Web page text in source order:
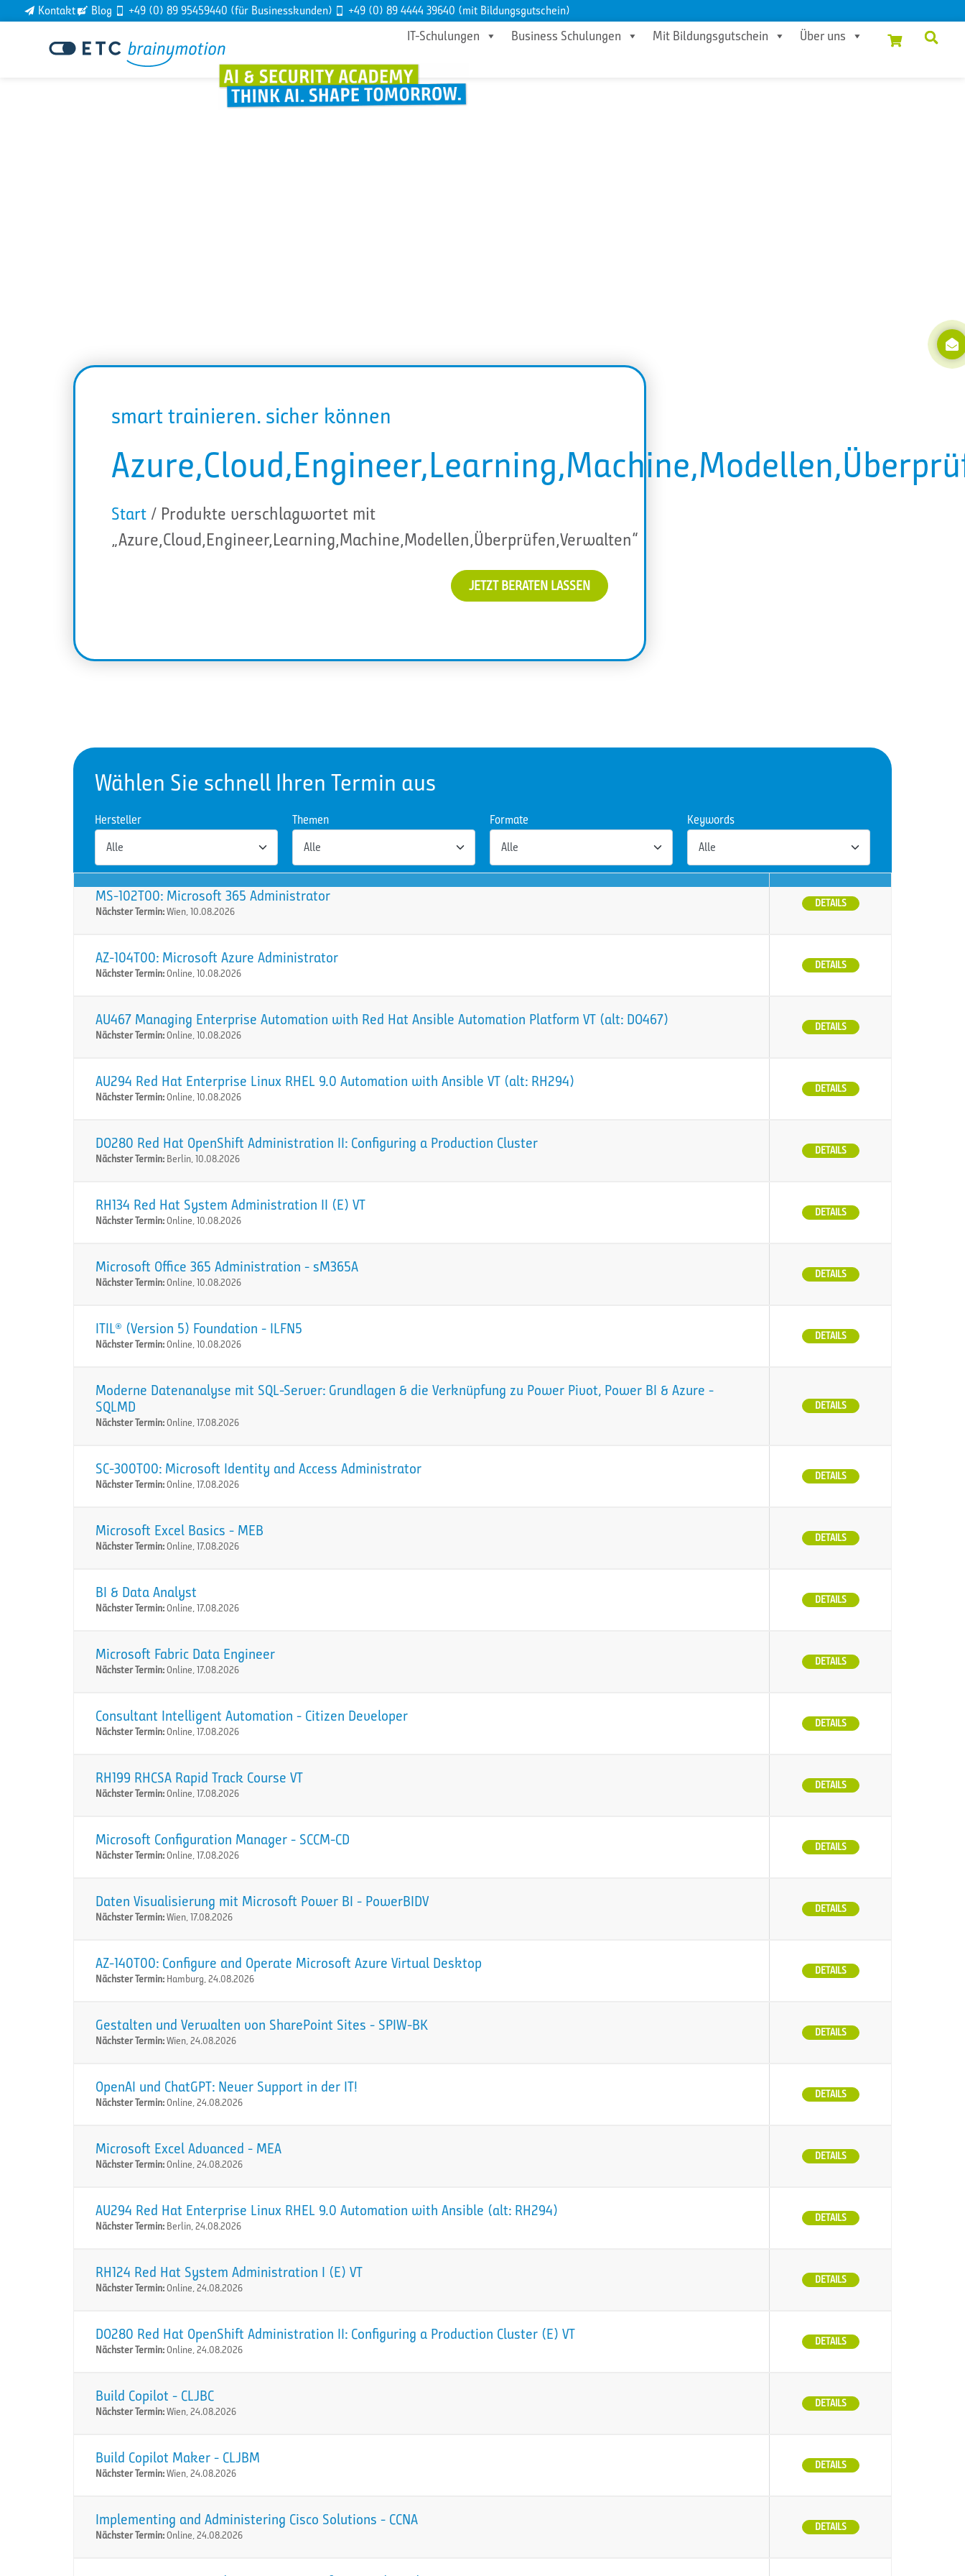
Kontakt Blog +49 (0) 89 95459440 (für Businesskunden) +49 (0) 89 4444 39640 (mit Bildungsgutschein)
IT-Schulungen Business Schulungen Mit Bildungsgutschein Über uns
smart trainieren. sicher können
Start / Produkte verschlagwortet mit
„Azure,Cloud,Engineer,Learning,Machine,Modellen,Überprüfen,Verwalten“
JETZT BERATEN LASSEN
Wählen Sie schnell Ihren Termin aus
Hersteller Themen Formate Keywords
MS-102T00: Microsoft 365 Administrator
Nächster Termin:Wien, 10.08.2026
DETAILS
AZ-104T00: Microsoft Azure Administrator
Nächster Termin:Online, 10.08.2026
DETAILS
AU467 Managing Enterprise Automation with Red Hat Ansible Automation Platform VT (alt: DO467)
Nächster Termin:Online, 10.08.2026
DETAILS
AU294 Red Hat Enterprise Linux RHEL 9.0 Automation with Ansible VT (alt: RH294)
Nächster Termin:Online, 10.08.2026
DETAILS
DO280 Red Hat OpenShift Administration II: Configuring a Production Cluster
Nächster Termin: Berlin, 10.08.2026
DETAILS
RH134 Red Hat System Administration II (E) VT
Nächster Termin:Online, 10.08.2026
DETAILS
Microsoft Office 365 Administration - sM365A
Nächster Termin:Online, 10.08.2026
DETAILS
ITIL® (Version 5) Foundation - ILFN5
Nächster Termin:Online, 10.08.2026
DETAILS
Moderne Datenanalyse mit SQL-Server: Grundlagen & die Verknüpfung zu Power Pivot, Power BI & Azure -
SQLMD
Nächster Termin:Online, 17.08.2026
DETAILS
SC-300T00: Microsoft Identity and Access Administrator
Nächster Termin:Online, 17.08.2026
DETAILS
Microsoft Excel Basics - MEB
Nächster Termin:Online, 17.08.2026
DETAILS
BI & Data Analyst
Nächster Termin:Online, 17.08.2026
DETAILS
Microsoft Fabric Data Engineer
Nächster Termin:Online, 17.08.2026
DETAILS
Consultant Intelligent Automation - Citizen Developer
Nächster Termin:Online, 17.08.2026
DETAILS
RH199 RHCSA Rapid Track Course VT
Nächster Termin:Online, 17.08.2026
DETAILS
Microsoft Configuration Manager - SCCM-CD
Nächster Termin:Online, 17.08.2026
DETAILS
Daten Visualisierung mit Microsoft Power BI - PowerBIDV
Nächster Termin:Wien, 17.08.2026
DETAILS
AZ-140T00: Configure and Operate Microsoft Azure Virtual Desktop
Nächster Termin: Hamburg, 24.08.2026
DETAILS
Gestalten und Verwalten von SharePoint Sites - SPIW-BK
Nächster Termin:Wien, 24.08.2026
DETAILS
OpenAI und ChatGPT: Neuer Support in der IT!
Nächster Termin:Online, 24.08.2026
DETAILS
Microsoft Excel Advanced - MEA
Nächster Termin:Online, 24.08.2026
DETAILS
AU294 Red Hat Enterprise Linux RHEL 9.0 Automation with Ansible (alt: RH294)
Nächster Termin: Berlin, 24.08.2026
DETAILS
RH124 Red Hat System Administration I (E) VT
Nächster Termin:Online, 24.08.2026
DETAILS
DO280 Red Hat OpenShift Administration II: Configuring a Production Cluster (E) VT
Nächster Termin:Online, 24.08.2026
DETAILS
Build Copilot - CLJBC
Nächster Termin:Wien, 24.08.2026
DETAILS
Build Copilot Maker - CLJBM
Nächster Termin:Wien, 24.08.2026
DETAILS
Implementing and Administering Cisco Solutions - CCNA
Nächster Termin:Online, 24.08.2026
DETAILS